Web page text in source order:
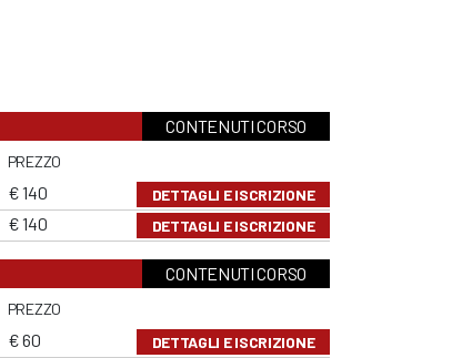
CONTENUTI CORSO
PREZZO
€ 140 DETTAGLI E ISCRIZIONE
€ 140 DETTAGLI E ISCRIZIONE
CONTENUTI CORSO
PREZZO
€ 60 DETTAGLI E ISCRIZIONE